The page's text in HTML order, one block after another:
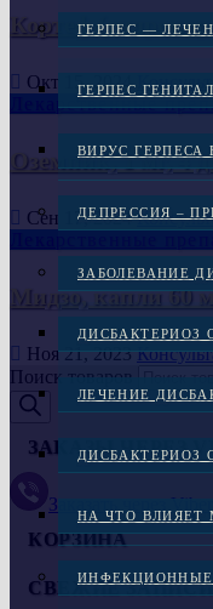
ГЕРПЕС —
ГЕРПЕС
ВИРУС ГЕРПЕСА
ДЕПРЕССИЯ –
ЗАБОЛЕВАНИЕ
ДИСБАКТЕРИОЗ
ЛЕЧЕНИЕ
ДИСБАКТЕРИОЗ
НА ЧТО ВЛИЯЕТ
ИНФЕКЦИОННЫЕ
Кортеф
Окт 15, 2024
Лекарственные
Оземпик, 1 мг, 4
Сен 17, 2024
Мидзо, капли 60
Ноя 21, 2023
Поиск товаров
ЗАКАЗЫ ЧЕРЕЗ
Заказать через
КОРЗИНА
СВЕЖИЕ ЗАПИСИ